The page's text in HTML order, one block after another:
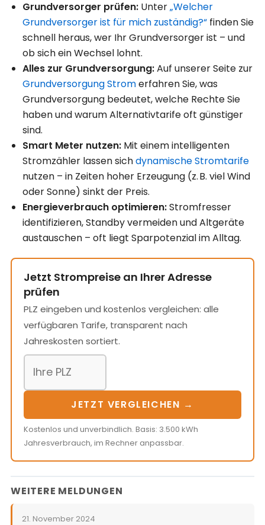
Grundversorger prüfen: Unter„Welcher
Grundversorger ist für mich zuständig?“ finden Sie
schnell heraus, wer Ihr Grundversorger ist – und
ob sich ein Wechsel lohnt.
Alles zur Grundversorgung:Auf unserer Seite zur
Grundversorgung Stromerfahren Sie, was
Grundversorgung bedeutet, welche Rechte Sie
haben und warum Alternativtarife oft günstiger
sind.
Smart Meter nutzen: Mit einem intelligenten
Stromzähler lassen sichdynamische Stromtarife
nutzen – in Zeiten hoher Erzeugung (z. B. viel Wind
oder Sonne) sinkt der Preis.
Energieverbrauch optimieren:Stromfresser
identifizieren, Standby vermeiden und Altgeräte
austauschen – oft liegt Sparpotenzial im Alltag.
Jetzt Strompreise an Ihrer Adresse
prüfen
PLZ eingeben und kostenlos vergleichen: alle
verfügbaren Tarife, transparent nach
Jahreskosten sortiert.
JETZT VERGLEICHEN →
Kostenlos und unverbindlich. Basis: 3.500 kWh
Jahresverbrauch, im Rechner anpassbar.
WEITERE MELDUNGEN
21. November 2024